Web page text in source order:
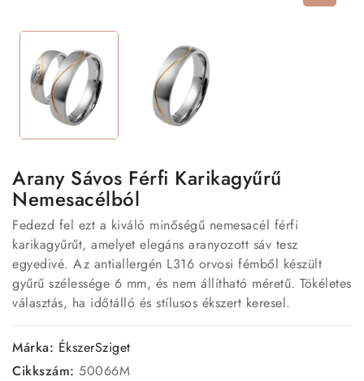
Arany Sávos Férfi Karikagyűrű
Nemesacélból
Fedezd fel ezt a kiváló minőségű nemesacél férfi
karikagyűrűt, amelyet elegáns aranyozott sáv tesz
egyedivé. Az antiallergén L316 orvosi fémből készült
gyűrű szélessége 6 mm, és nem állítható méretű. Tökéletes
választás, ha időtálló és stílusos ékszert keresel.
Márka: ÉkszerSziget
Cikkszám: 50066M